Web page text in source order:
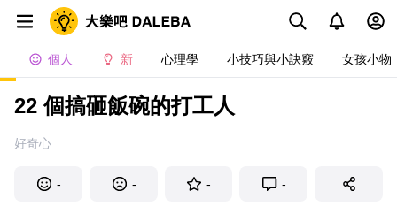
個人 新 心理學 小技巧與小訣竅 女孩小物
22 個搞砸飯碗的打工人
好奇心
- - - -